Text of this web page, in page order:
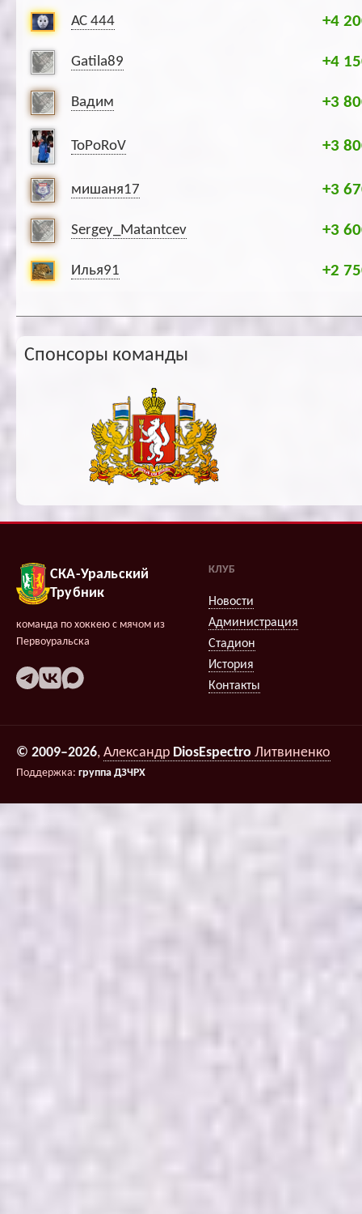
АС 444 +4
Gatila89 +4
Вадим +3
ToPoRoV +3
мишаня17 +3
Sergey_Matantcev +3
Илья91 +2
Спонсоры команды
СКА-Уральский
Трубник
команда по хоккею с мячом из
Первоуральска
КЛУБ
Новости
Администрация
Стадион
История
Контакты
© 2009–2026, Александр DiosEspectro Литвиненко
Поддержка: группа ДЗЧРХ